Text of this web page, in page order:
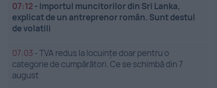
07:12 - Importul muncitorilor din Sri Lanka,
explicat de un antreprenor român. Sunt destul
de volatili
07:03 -TVA redus la locuințe doar pentru o
categorie de cumpărători. Ce se schimbă din 7
august